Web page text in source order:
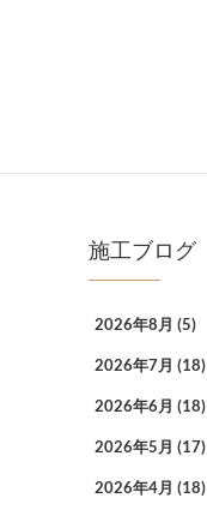
施工ブログ
2026年8月 (5)
2026年7月 (18)
2026年6月 (18)
2026年5月 (17)
2026年4月 (18)